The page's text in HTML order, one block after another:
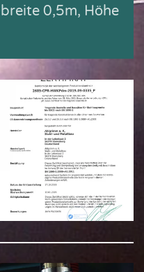
0,5m, Höhe